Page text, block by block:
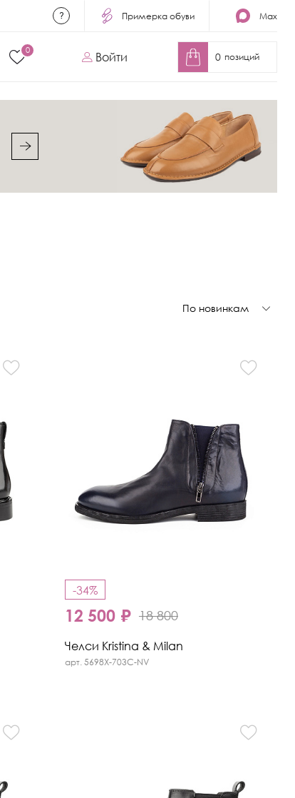
Примерка обуви Max
0
Войти 0 позиций
По новинкам
-34%
12 500 ₽ 18 800
Челси Kristina & Milan
арт. 5698X-703C-NV